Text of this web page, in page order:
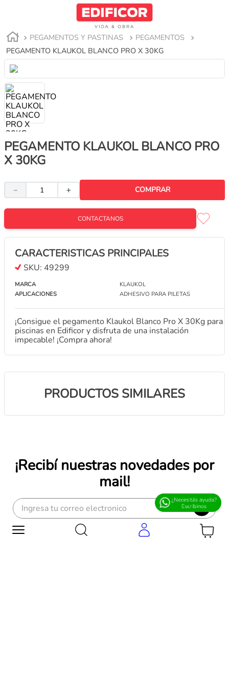
PEGAMENTOS Y PASTINAS
PEGAMENTOS
PEGAMENTO KLAUKOL BLANCO PRO X 30KG
PEGAMENTO KLAUKOL BLANCO PRO
X 30KG
＋
－ COMPRAR
CONTACTANOS
CARACTERISTICAS PRINCIPALES
SKU: 49299
MARCA
KLAUKOL
APLICACIONES
ADHESIVO PARA PILETAS
¡Consigue el pegamento Klaukol Blanco Pro X 30Kg para
piscinas en Edificor y disfruta de una instalación
impecable! ¡Compra ahora!
PRODUCTOS SIMILARES
¡Recibí nuestras novedades por
mail!
OK